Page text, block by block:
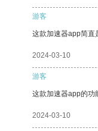
游客
这款加速器app简直
2024-03-10
游客
这款加速器app的功
2024-03-10